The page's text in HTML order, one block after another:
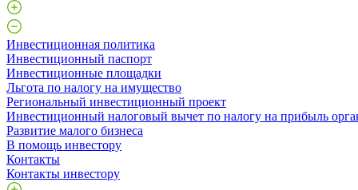
Инвестиционная политика
Инвестиционный паспорт
Инвестиционные площадки
Льгота по налогу на имущество
Региональный инвестиционный проект
Инвестиционный налоговый вычет по налогу на прибыль
Развитие малого бизнеса
В помощь инвестору
Контакты
Контакты инвестору